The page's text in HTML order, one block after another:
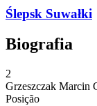
Ślepsk Suwałki
Biografia
2
Grzeszczak Marcin
Posição